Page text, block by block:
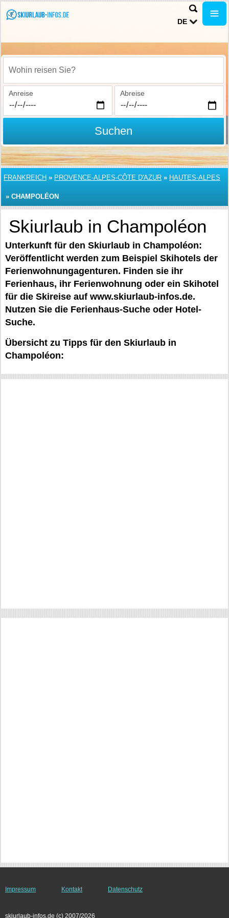
DE
Wohin reisen Sie?
Anreise Abreise
Suchen
FRANKREICH » PROVENCE-ALPES-CÔTE D'AZUR » HAUTES-ALPES
» CHAMPOLÉON
Skiurlaub in Champoléon
Unterkunft für den Skiurlaub in Champoléon:
Veröffentlicht werden zum Beispiel Skihotels der
Ferienwohnungagenturen. Finden sie ihr
Ferienhaus, ihr Ferienwohnung oder ein Skihotel
für die Skireise auf www.skiurlaub-infos.de.
Nutzen Sie die Ferienhaus-Suche oder Hotel-
Suche.
Übersicht zu Tipps für den Skiurlaub in
Champoléon:
Impressum Kontakt Datenschutz
skiurlaub-infos.de (c) 2007/2026